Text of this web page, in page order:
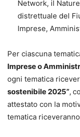
Network, il
distrettuale del
Imprese,
Per ciascuna
Imprese o
ogni tematica
sostenibile 2025”,
attestato con la
tematica